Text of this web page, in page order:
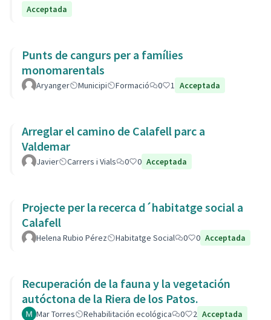
Acceptada
Punts de cangurs per a famílies
monomarentals
Aryanger Municipi Formació 0 1 Acceptada
Arreglar el camino de Calafell parc a
Valdemar
Javier Carrers i Vials 0 0 Acceptada
Projecte per la recerca d´habitatge social a
Calafell
Helena Rubio Pérez Habitatge Social 0 0 Acceptada
Recuperación de la fauna y la vegetación
autóctona de la Riera de los Patos.
Mar Torres Rehabilitación ecológica 0 2 Acceptada